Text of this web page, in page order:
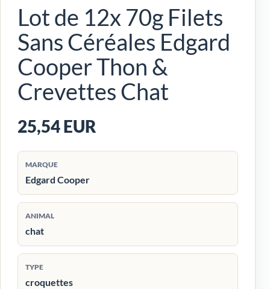
Lot de 12x 70g Filets
Sans Céréales Edgard
Cooper Thon &
Crevettes Chat
25,54 EUR
MARQUE
Edgard Cooper
ANIMAL
chat
TYPE
croquettes